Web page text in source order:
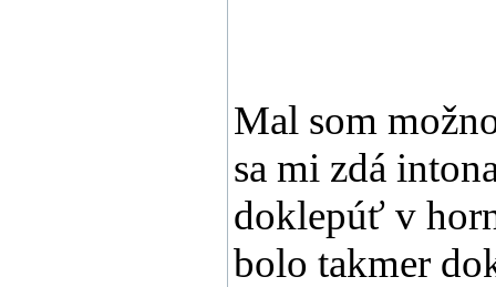
Mal som
sa mi zdá
doklepúť v
bolo takmer